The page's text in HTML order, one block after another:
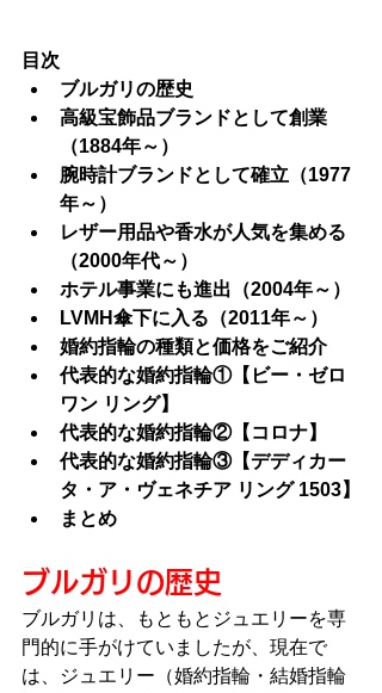
目次
ブルガリの歴史
高級宝飾品ブランドとして創業
（1884年～）
腕時計ブランドとして確立（1977
年～）
レザー用品や香水が人気を集める
（2000年代～）
ホテル事業にも進出（2004年～）
LVMH傘下に入る（2011年～）
婚約指輪の種類と価格をご紹介
代表的な婚約指輪①【ビー・ゼロ
ワン リング】
代表的な婚約指輪②【コロナ】
代表的な婚約指輪③【デディカー
タ・ア・ヴェネチア リング 1503】
まとめ
ブルガリの歴史
ブルガリは、もともとジュエリーを専
門的に手がけていましたが、現在で
は、ジュエリー（婚約指輪・結婚指輪